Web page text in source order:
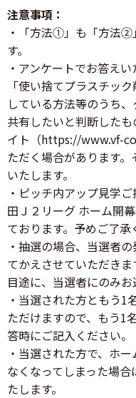
注意事項：
・「方法①」も「方法②
す。
・アンケートでお答え
「使い捨てプラスチッ
している方法等のうち
共有したいと判断した
イト（https://www.vf-
ただく場合があります
いたします。
・ピッチ内アップ見学
田Ｊ２リーグ ホーム開
ております。予めご了承
・抽選の場合、当選者
てかえさせていただき
目途に、当選者にのみお
・当選された方ともう1
ただけますので、もう1
答時にご記入ください。
・当選された方で、ホ
なくなってしまった場
たします。